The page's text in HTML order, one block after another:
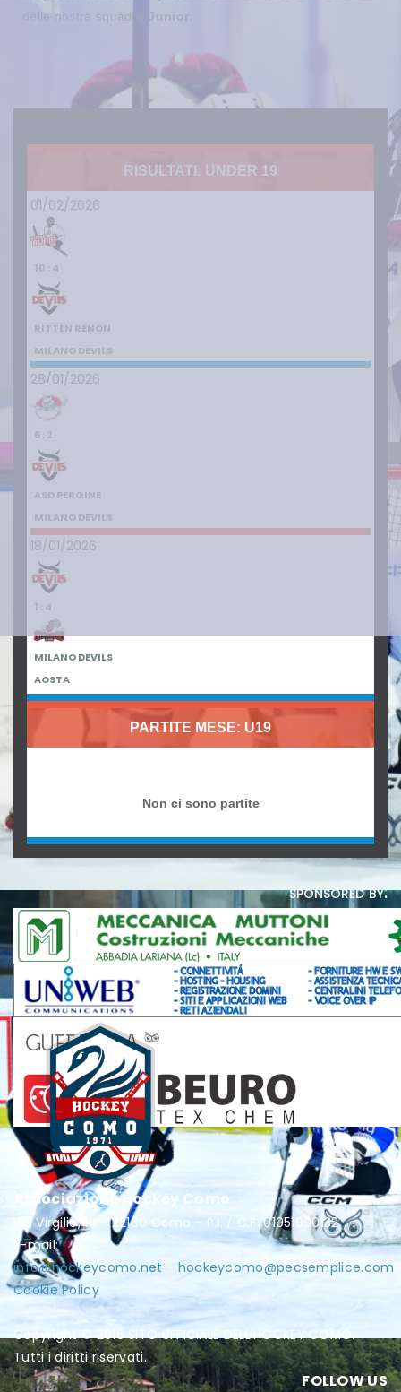
delle nostre squadre
Junior
RISULTATI: UNDER 19
01/02/2026
10 : 4
RITTEN RENON
MILANO DEVILS
28/01/2026
6 : 2
ASD PERGINE
MILANO DEVILS
18/01/2026
1 : 4
MILANO DEVILS
AOSTA
PARTITE MESE: U19
Non ci sono partite
sponsored by:
Associazione Hockey Como
via Virgilio, 16 - 22100 Como - P.I. / C.F. 01951990132
E-mail:
info@hockeycomo.net - hockeycomo@pecsemplice.com
Cookie Policy
Copyright © 2016 SITO UFFICIALE DELL'HOCKEY COMO.
Tutti i diritti riservati.
FOLLOW US